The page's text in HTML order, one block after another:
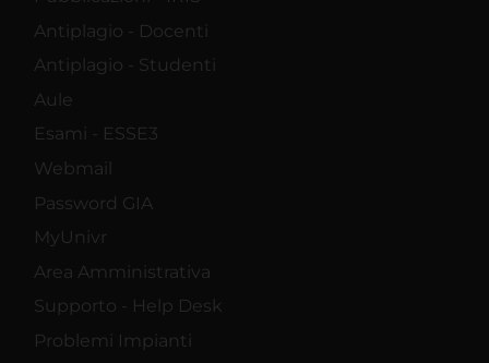
Antiplagio - Docenti
Antiplagio - Studenti
Aule
Esami - ESSE3
Webmail
Password GIA
MyUnivr
Area Amministrativa
Supporto - Help Desk
Problemi Impianti